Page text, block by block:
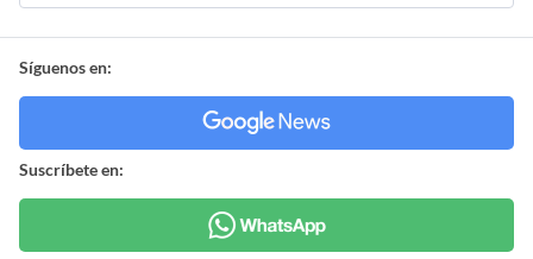
Síguenos en:
Suscríbete en: